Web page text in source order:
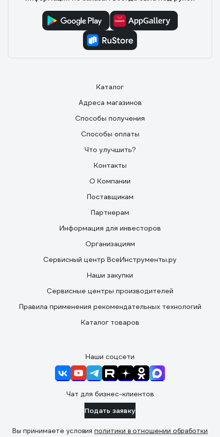
Каталог
Адреса магазинов
Способы получения
Способы оплаты
Что улучшить?
Контакты
О Компании
Поставщикам
Партнерам
Информация для инвесторов
Организациям
Сервисный центр ВсеИнструменты.ру
Наши закупки
Сервисные центры производителей
Правила применения рекомендательных технологий
Каталог товаров
Наши соцсети
Чат для бизнес-клиентов
Подать заявку
Вы принимаете условия политики в отношении обработки